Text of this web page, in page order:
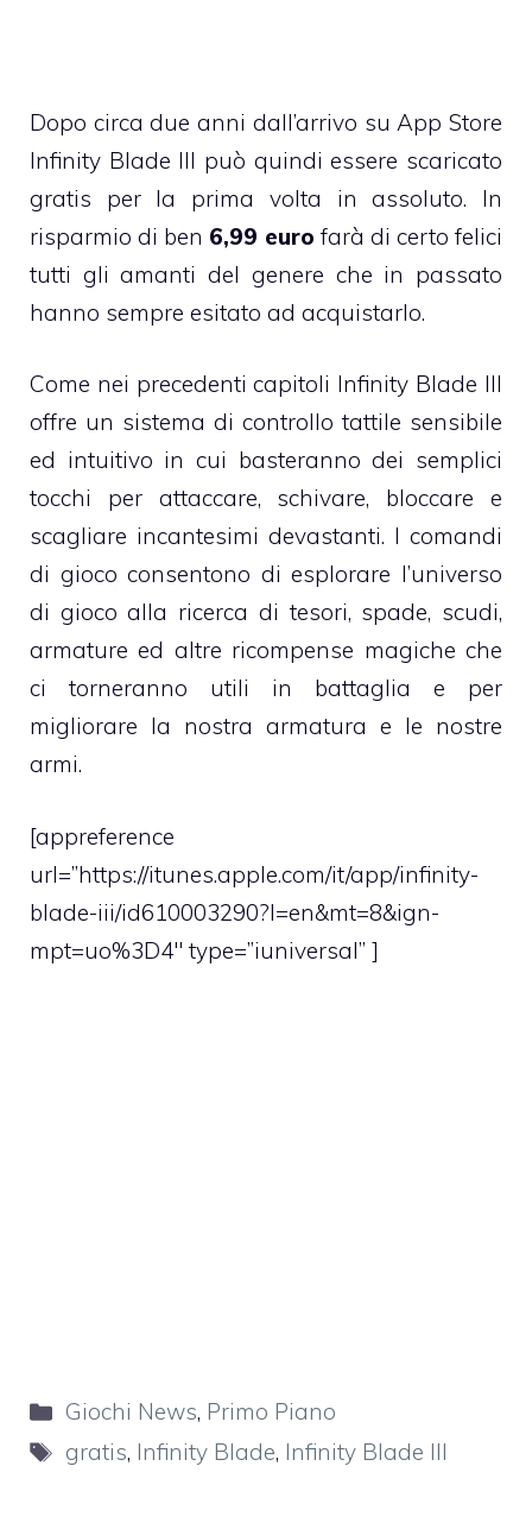
Dopo circa due anni dall’arrivo su App Store
Infinity Blade III può quindi essere scaricato
gratis per la prima volta in assoluto. In
risparmio di ben 6,99 euro farà di certo felici
tutti gli amanti del genere che in passato
hanno sempre esitato ad acquistarlo.
Come nei precedenti capitoli Infinity Blade III
offre un sistema di controllo tattile sensibile
ed intuitivo in cui basteranno dei semplici
tocchi per attaccare, schivare, bloccare e
scagliare incantesimi devastanti. I comandi
di gioco consentono di esplorare l’universo
di gioco alla ricerca di tesori, spade, scudi,
armature ed altre ricompense magiche che
ci torneranno utili in battaglia e per
migliorare la nostra armatura e le nostre
armi.
[appreference
url=”https://itunes.apple.com/it/app/infinity-
blade-iii/id610003290?l=en&mt=8&ign-
mpt=uo%3D4″ type=”iuniversal” ]
Categorie
Giochi News, Primo Piano
Tag
gratis, Infinity Blade, Infinity Blade III